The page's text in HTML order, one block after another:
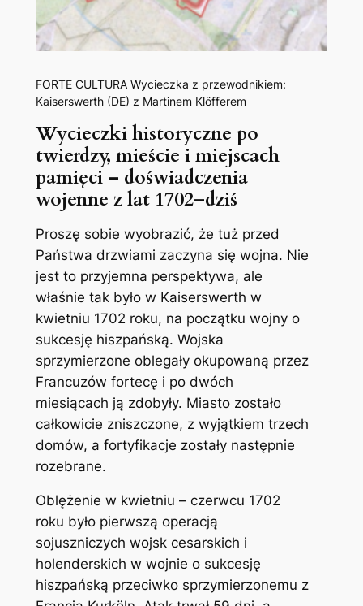
FORTE CULTURA Wycieczka z przewodnikiem:
Kaiserswerth (DE) z Martinem Klöfferem
Wycieczki historyczne po
twierdzy, mieście i miejscach
pamięci – doświadczenia
wojenne z lat 1702–dziś
Proszę sobie wyobrazić, że tuż przed
Państwa drzwiami zaczyna się wojna. Nie
jest to przyjemna perspektywa, ale
właśnie tak było w Kaiserswerth w
kwietniu 1702 roku, na początku wojny o
sukcesję hiszpańską. Wojska
sprzymierzone oblegały okupowaną przez
Francuzów fortecę i po dwóch
miesiącach ją zdobyły. Miasto zostało
całkowicie zniszczone, z wyjątkiem trzech
domów, a fortyfikacje zostały następnie
rozebrane.
Oblężenie w kwietniu – czerwcu 1702
roku było pierwszą operacją
sojuszniczych wojsk cesarskich i
holenderskich w wojnie o sukcesję
hiszpańską przeciwko sprzymierzonemu z